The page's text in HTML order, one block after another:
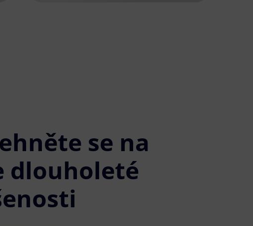
se na
dlouholeté